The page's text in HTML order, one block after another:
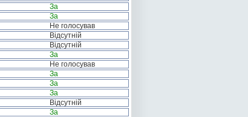
За
За
Не голосував
Відсутній
Відсутній
За
Не голосував
За
За
За
Відсутній
За